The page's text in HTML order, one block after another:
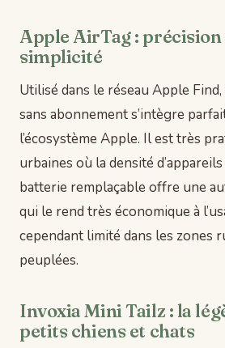
Apple AirTag :
simplicité
Utilisé dans le réseau Apple
sans abonnement s’intègre
l’écosystème Apple. Il est très
urbaines où la densité
batterie remplaçable offre une
qui le rend très économique à
cependant limité dans les zones
peuplées.
Invoxia Mini Tailz : la
petits chiens et chats